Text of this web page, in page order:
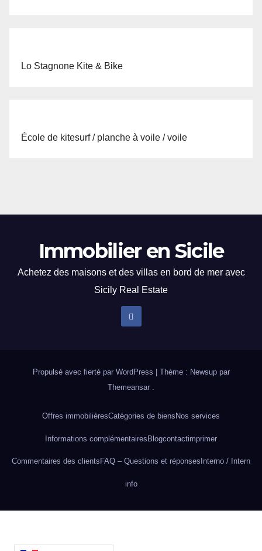
Lo Stagnone Kite & Bike
École de kitesurf / planche à voile / voile
Immobilier en Sicile
Achetez des maisons et des villas en bord de mer avec
Sicily Real Estate
Propulsé avec fierté par WordPress
Thème : Newsup par
Themeansar .
Offres immobilièresCatégories de biens Nos services
Informations complémentairesBlogcontactimprimer
Commentaires des clients FAQ – Questions et réponses Interno / Intern
info